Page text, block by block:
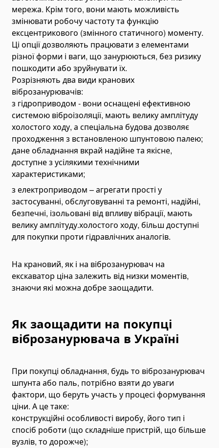
мережа. Крім того, вони мають можливість
змінювати робочу частоту та функцію
ексцентрикового (змінного статичного) моменту.
Ці опції дозволяють працювати з елементами
різної форми і ваги, що занурюються, без ризику
пошкодити або зруйнувати їх.
Розрізняють два види кранових
віброзанурювачів:
з гідроприводом - вони оснащені ефективною
системою віброізоляції, мають велику амплітуду
холостого ходу, а спеціальна будова дозволяє
проходження з встановленою шпунтовою палею;
дане обладнання вкрай надійне та якісне,
доступне з усілякими технічними
характеристиками;
з електроприводом – агрегати прості у
застосуванні, обслуговуванні та ремонті, надійні,
безпечні, ізольовані від впливу вібрації, мають
велику амплітуду.холостого ходу, більш доступні
для покупки проти гідравлічних аналогів.
На крановий, як і на віброзанурювач на
екскаватор ціна залежить від низки моментів,
знаючи які можна добре заощадити.
Як заощадити на покупці
віброзанурювача в Україні
При покупці обладнання, будь то віброзанурювач
шпунта або паль, потрібно взяти до уваги
фактори, що беруть участь у процесі формування
ціни. А це таке:
конструкційні особливості виробу, його тип і
спосіб роботи (що складніше пристрій, що більше
вузлів, то дорожче);